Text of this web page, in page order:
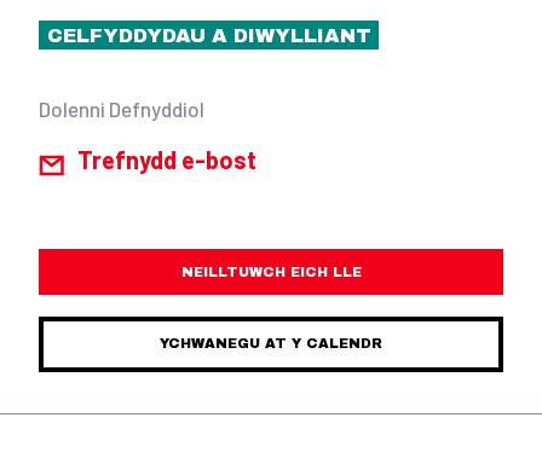
CELFYDDYDAU A DIWYLLIANT
Dolenni Defnyddiol
Trefnydd e-bost
NEILLTUWCH EICH LLE
YCHWANEGU AT Y CALENDR